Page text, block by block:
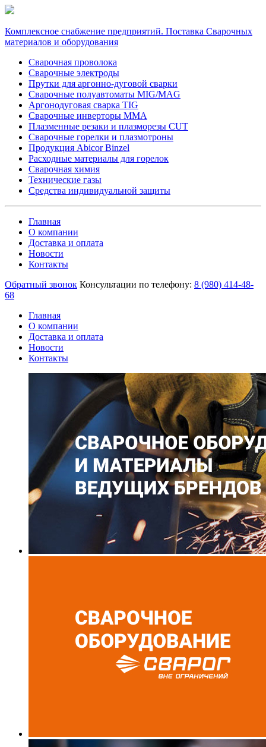
Комплексное снабжение предприятий. Поставка Сварочных
материалов и оборудования
Сварочная проволока
Сварочные электроды
Прутки для аргонно-дуговой сварки
Сварочные полуавтоматы MIG/MAG
Аргонодуговая сварка TIG
Сварочные инверторы MMA
Плазменные резаки и плазморезы CUT
Сварочные горелки и плазмотроны
Продукция Abicor Binzel
Расходные материалы для горелок
Сварочная химия
Технические газы
Средства индивидуальной защиты
Главная
О компании
Доставка и оплата
Новости
Контакты
Обратный звонок Консультации по телефону: 8 (980) 414-48-
68
Главная
О компании
Доставка и оплата
Новости
Контакты